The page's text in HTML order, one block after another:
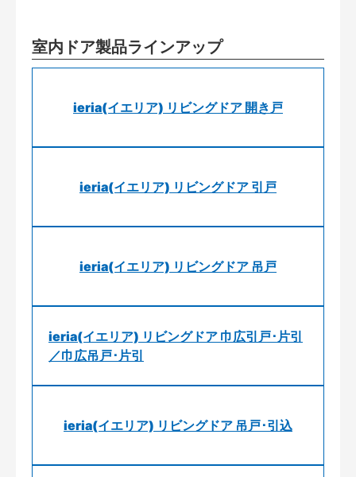
室内ドア製品ラインアップ
ieria(イエリア) リビングドア 開き戸
ieria(イエリア) リビングドア 引戸
ieria(イエリア) リビングドア 吊戸
ieria(イエリア) リビングドア 巾広引戸･片引
／巾広吊戸･片引
ieria(イエリア) リビングドア 吊戸･引込